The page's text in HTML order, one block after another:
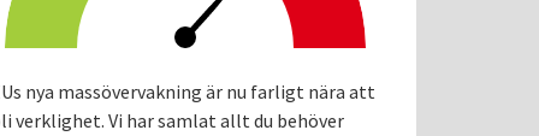
nya massövervakning är nu farligt nära att
verklighet. Vi har samlat allt du behöver